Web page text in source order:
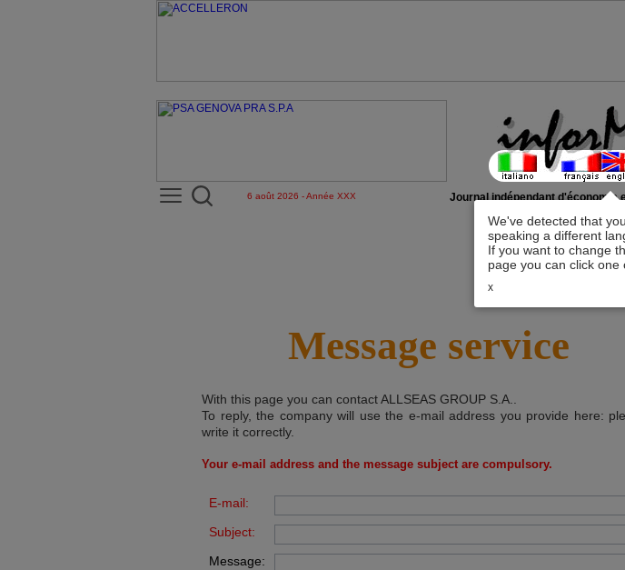
We've detected that
speaking a different
If you want to change
page you can click one
x
6 août 2026 - Année XXX Journal indépendant d'économie
Message service
With this page you can contactALLSEAS GROUP S.A.
To reply, the company will use the e-mail address you provide here:
write it correctly.
Your e-mail address and the message subject are compulsory.
E-mail:
Subject:
Message: